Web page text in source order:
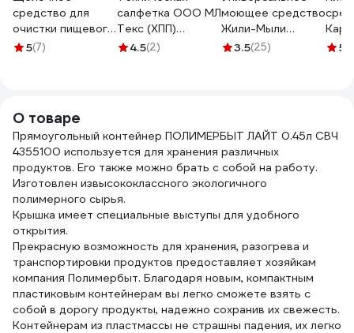
средство для
очистки пищевого
оборудования
5(7)
салфетка ООО МЛ
Текс (ХПП)
80x100 см, серая,
4.5(2)
моющее средство
Жили-Мыли
"Локус" аромат
3.5(25) 5
О товаре
Прямоугольный контейнер ПОЛИМЕРБЫТ ЛАЙТ 0.45л СВЧ
4355100 используется для хранения различных
продуктов. Его также можно брать с собой на работу.
Изготовлен извысококлассного экологичного
полимерного сырья.
Крышка имеет специальные выступы для удобного
открытия.
Прекрасную возможность для хранения, разогрева и
транспортировки продуктов предоставляет хозяйкам
компания Полимербыт. Благодаря новым, компактным
пластиковым контейнерам вы легко сможете взять с
собой в дорогу продукты, надежно сохранив их свежесть.
Контейнерам из пластмассы не страшны падения, их легко